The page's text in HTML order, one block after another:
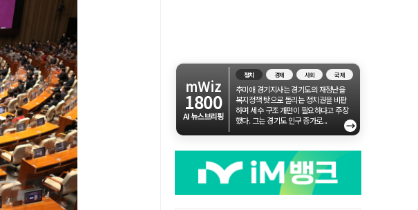
mWiz
1800
AI 뉴스브리핑
정치 경제 사회 국제
추미애 경기지사는 경기도의 재정난을
복지정책 탓으로 돌리는 정치권을 비판
하며 세수 구조 개편이 필요하다고 주장
했다. 그는 경기도 인구 증가로...
→